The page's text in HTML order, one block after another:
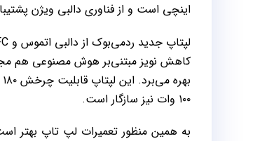
اینچی است و از فناوری دالبی‌ ویژن
کاهش نویز مبتنی‌بر هوش مصنوعی هم
۱۰۰ وات نیز سازگار است.
به همین منظور تعمیرات لپ تاپ